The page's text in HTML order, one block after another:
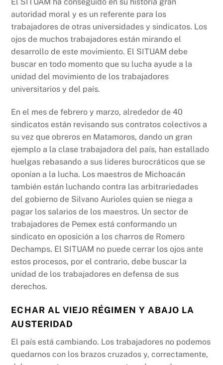
El SITUAM ha conseguido en su historia gran
autoridad moral y es un referente para los
trabajadores de otras universidades y sindicatos. Los
ojos de muchos trabajadores están mirando el
desarrollo de este movimiento. El SITUAM debe
buscar en todo momento que su lucha ayude a la
unidad del movimiento de los trabajadores
universitarios y del país.
En el mes de febrero y marzo, alrededor de 40
sindicatos están revisando sus contratos colectivos a
su vez que obreros en Matamoros, dando un gran
ejemplo a la clase trabajadora del país, han estallado
huelgas rebasando a sus lideres burocráticos que se
oponían a la lucha. Los maestros de Michoacán
también están luchando contra las arbitrariedades
del gobierno de Silvano Aurioles quien se niega a
pagar los salarios de los maestros. Un sector de
trabajadores de Pemex está conformando un
sindicato en oposición a los charros de Romero
Dechamps. El SITUAM no puede cerrar los ojos ante
estos procesos, por el contrario, debe buscar la
unidad de los trabajadores en defensa de sus
derechos.
ECHAR AL VIEJO RÉGIMEN Y ABAJO LA
AUSTERIDAD
El país está cambiando. Los trabajadores no podemos
quedarnos con los brazos cruzados y, correctamente,